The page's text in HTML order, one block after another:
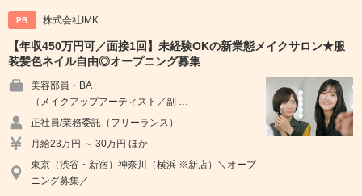
PR 株式会社IMK
【年収450万円可／面接1回】未経験OKの新業態メイクサロン★服
装髪色ネイル自由◎オープニング募集
美容部員・BA
（メイクアップアーティスト／副 …
正社員/業務委託（フリーランス）
月給23万円 ～ 30万円 ほか
東京（渋谷・新宿）神奈川（横浜 ※新店）＼オープ
ニング募集／